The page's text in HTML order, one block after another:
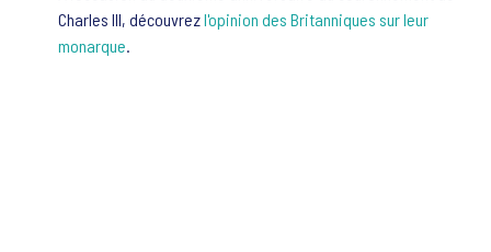
Charles III, découvrezl'opinion des Britanniques sur leur
monarque.